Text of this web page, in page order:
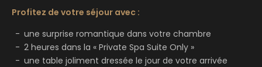
Profitez de votre séjour avec :
une surprise romantique dans votre chambre
2 heures dans la « Private Spa Suite Only »
une table joliment dressée le jour de votre arrivée